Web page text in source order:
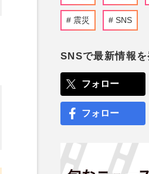
震災 SNS
SNSで最新情報を
フォロー
フォロー